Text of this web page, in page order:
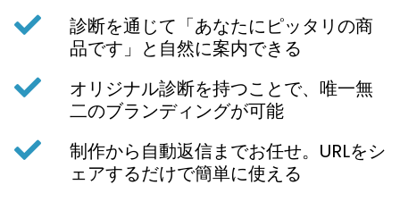
診断を通じて「あなたにピッタリの商
品です」と自然に案内できる
オリジナル診断を持つことで、唯一無
二のブランディングが可能
制作から自動返信までお任せ。URLをシ
ェアするだけで簡単に使える